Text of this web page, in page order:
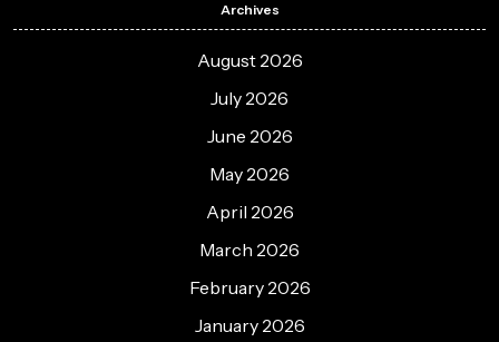
Archives
August 2026
July 2026
June 2026
May 2026
April 2026
March 2026
February 2026
January 2026